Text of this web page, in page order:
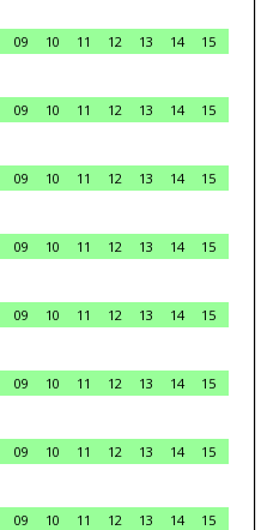
09 10 11 12 13 14
15
09 10 11 12 13 14
15
09 10 11 12 13 14
15
09 10 11 12 13 14
15
09 10 11 12 13 14
15
09 10 11 12 13 14
15
09 10 11 12 13 14
15
09 10 11 12 13 14 15